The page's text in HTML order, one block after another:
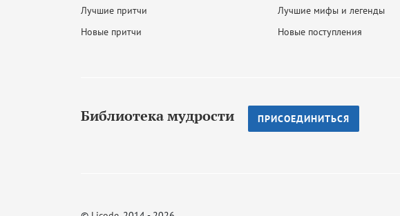
Лучшие притчи
Новые притчи
Лучшие мифы и легенды
Новые поступления
Библиотека мудрости ПРИСОЕДИНИТЬСЯ